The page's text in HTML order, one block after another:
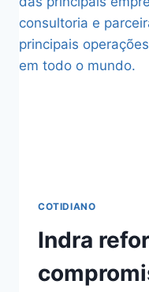
COTIDIANO
Indra